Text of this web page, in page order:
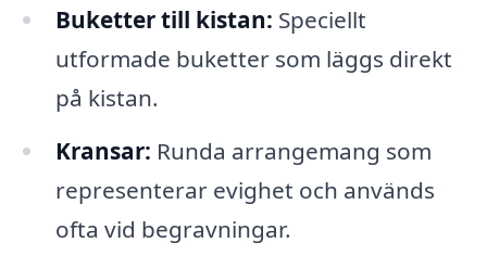
Buketter till kistan: Speciellt
utformade buketter som läggs direkt
på kistan.
Kransar: Runda arrangemang som
representerar evighet och används
ofta vid begravningar.